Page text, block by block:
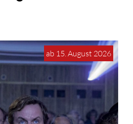
ab 15. August 2026